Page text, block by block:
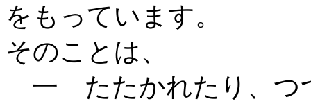
をもっています。
そのことは、
一 たたかれたり、つ